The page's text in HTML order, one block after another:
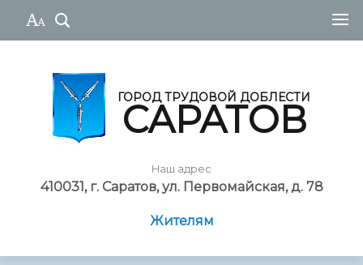
ГОРОД ТРУДОВОЙ ДОБЛЕСТИ
САРАТОВ
Наш адрес
410031, г. Саратов, ул. Первомайская, д. 78
Жителям